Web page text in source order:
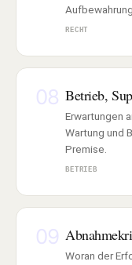
Aufbewahrung.
RECHT
08 Betrieb,
Erwartungen
Wartung und
Premise.
BETRIEB
09
Woran der